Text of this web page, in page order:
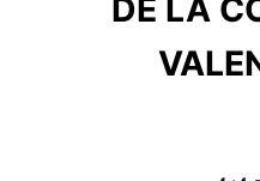
DE LA